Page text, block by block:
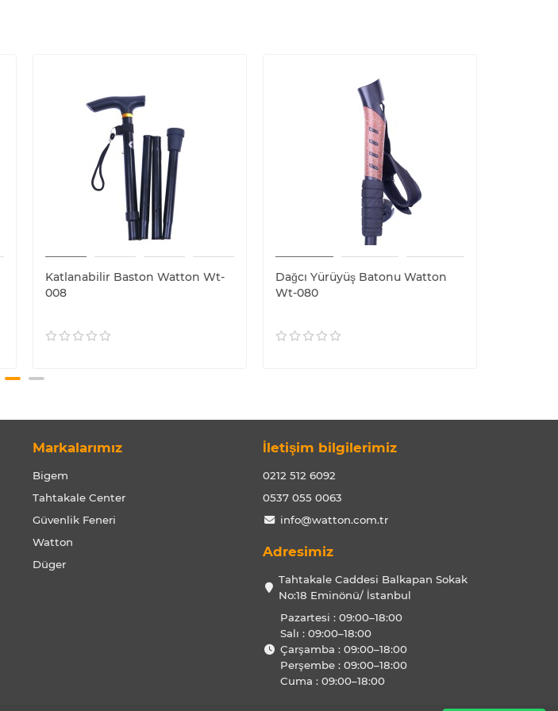
Katlanabilir Baston Watton Wt-
008
Dağcı Yürüyüş Batonu Watton
Wt-080
Markalarımız
Bigem
Tahtakale Center
Güvenlik Feneri
Watton
Düger
İletişim bilgilerimiz
0212 512 6092
0537 055 0063
info@watton.com.tr
Adresimiz
Tahtakale Caddesi Balkapan Sokak
No:18 Eminönü/ İstanbul
Pazartesi : 09:00–18:00
Salı : 09:00–18:00
Çarşamba : 09:00–18:00
Perşembe : 09:00–18:00
Cuma : 09:00–18:00